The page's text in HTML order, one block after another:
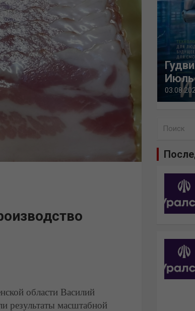
области Василий
результаты масштабной
Июль